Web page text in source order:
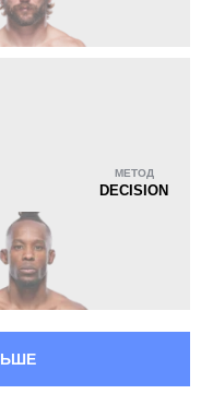
МЕТОД
DECISION